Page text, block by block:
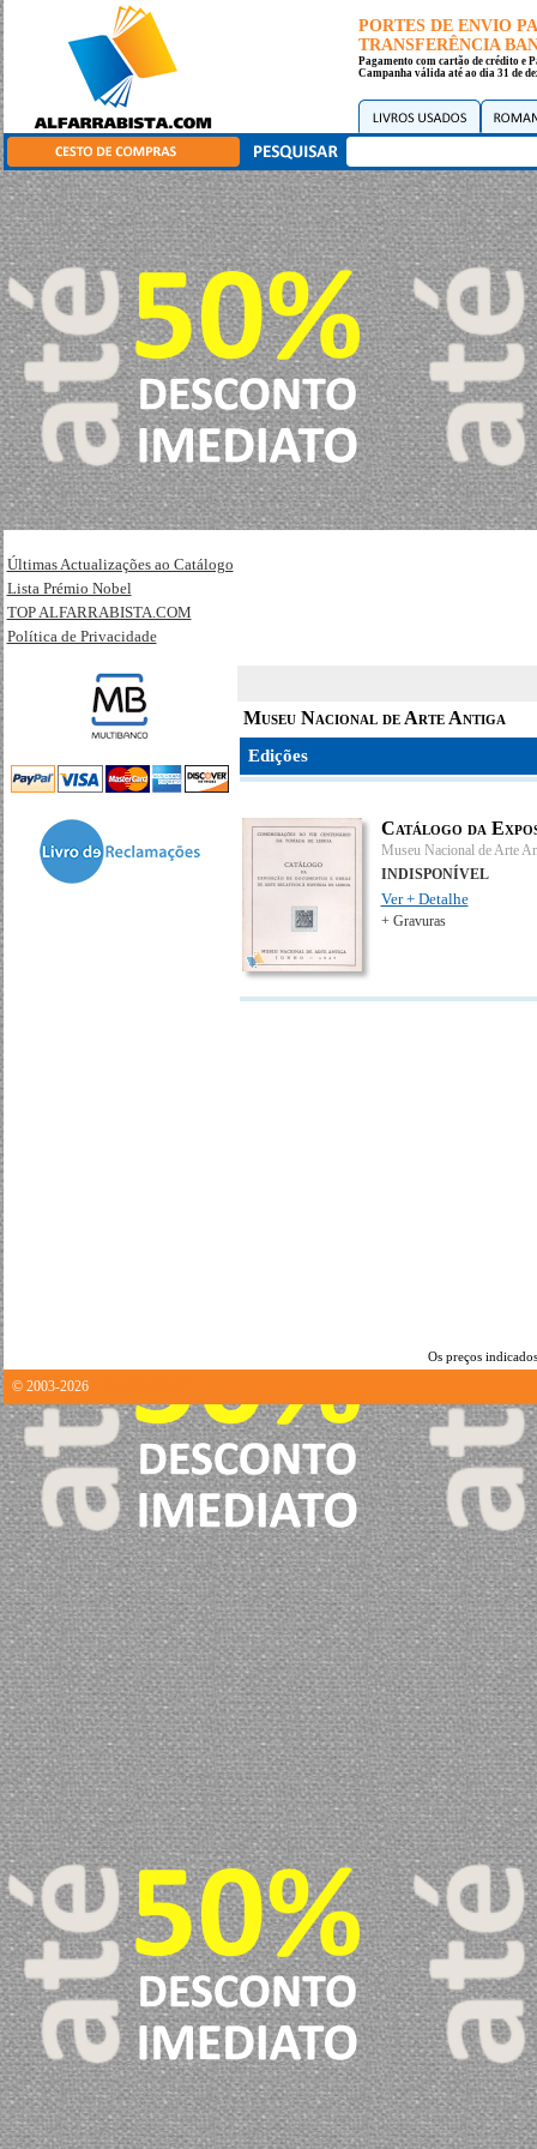
PORTES DE ENVIO
TRANSFERÊNCIA
Pagamento com cartão de crédito e
Campanha válida até ao dia 31 de
Últimas Actualizações ao Catálogo
Lista Prémio Nobel
TOP ALFARRABISTA.COM
Política de Privacidade
Museu Nacional de Arte Antiga
Edições
Catálogo da
Museu Nacional de Arte
INDISPONÍVEL
Ver + Detalhe
+ Gravuras
Os preços
© 2003-2026